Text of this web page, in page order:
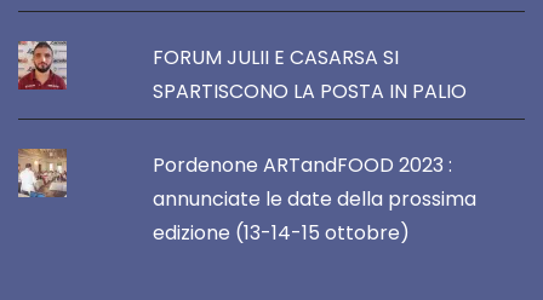
FORUM JULII E CASARSA SI
SPARTISCONO LA POSTA IN PALIO
Pordenone ARTandFOOD 2023 :
annunciate le date della prossima
edizione (13-14-15 ottobre)